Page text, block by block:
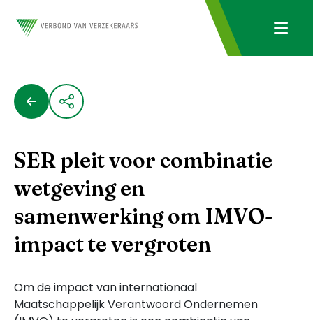
SER pleit voor combinatie
wetgeving en
samenwerking om IMVO-
impact te vergroten
Om de impact van internationaal
Maatschappelijk Verantwoord Ondernemen